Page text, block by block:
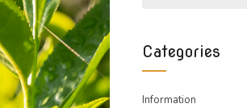
Categories
Information